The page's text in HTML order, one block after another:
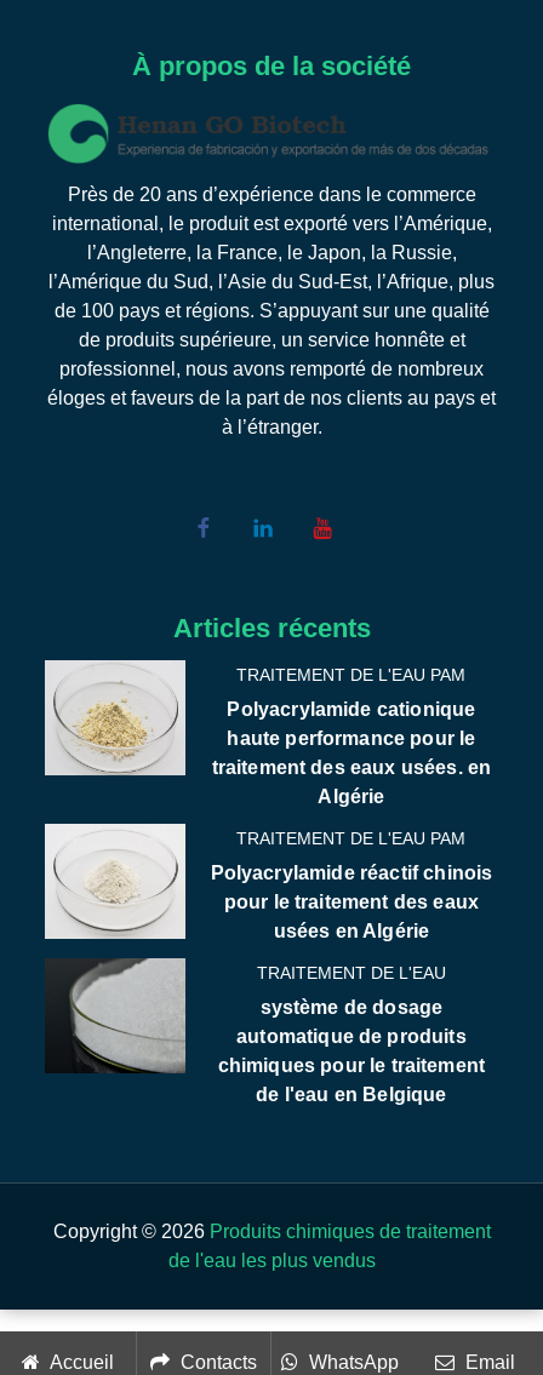
À propos de la société
Près de 20 ans d’expérience dans le commerce
international, le produit est exporté vers l’Amérique,
l’Angleterre, la France, le Japon, la Russie,
l’Amérique du Sud, l’Asie du Sud-Est, l’Afrique, plus
de 100 pays et régions. S’appuyant sur une qualité
de produits supérieure, un service honnête et
professionnel, nous avons remporté de nombreux
éloges et faveurs de la part de nos clients au pays et
à l’étranger.
Articles récents
TRAITEMENT DE L'EAU PAM
Polyacrylamide cationique
haute performance pour le
traitement des eaux usées. en
Algérie
TRAITEMENT DE L'EAU PAM
Polyacrylamide réactif chinois
pour le traitement des eaux
usées en Algérie
TRAITEMENT DE L'EAU
système de dosage
automatique de produits
chimiques pour le traitement
de l'eau en Belgique
Copyright © 2026 Produits chimiques de traitement
de l'eau les plus vendus
Accueil Contacts WhatsApp Email